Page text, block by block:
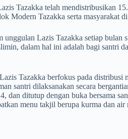
Tazakka telah mendistribusikan
Modern Tazakka serta masyarakat
unggulan Lazis Tazakka setiap bulan
dalam hal ini adalah bagi santri
Tazakka berfokus pada distribusi
santri dilaksanakan secara
dan ditutup dengan buka bersama
menu takjil berupa kurma dan air